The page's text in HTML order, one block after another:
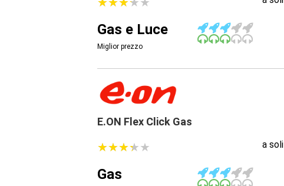
Gas e Luce
Miglior prezzo
E.ON Flex Click Gas
★★★★★
★★★★★ a soli
Gas